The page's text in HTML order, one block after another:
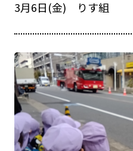
3月6日(金) りす組